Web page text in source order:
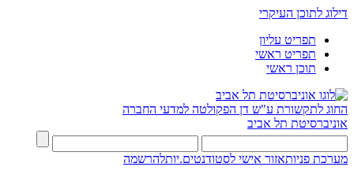
דילוג לתוכן העיקרי
תפריט עליון
תפריט ראשי
תוכן ראשי
החוג לתקשורת ע"ש דן הפקולטה למדעי החברה
אוניברסיטת תל אביב
מערכת פניותאזור אישי לסטודנטים.יותלהרשמה